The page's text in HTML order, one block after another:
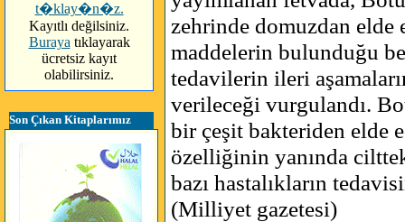
t�klay�n�z.
Kayıtlı değilsiniz.
Buraya tıklayarak
ücretsiz kayıt
olabilirsiniz.
Son Çıkan Kitaplarımız
zehrinde domuzdan elde
maddelerin bulunduğu
tedavilerin ileri
verileceği vurgulandı.
bir çeşit bakteriden elde
özelliğinin yanında
bazı hastalıkların
(Milliyet gazetesi)